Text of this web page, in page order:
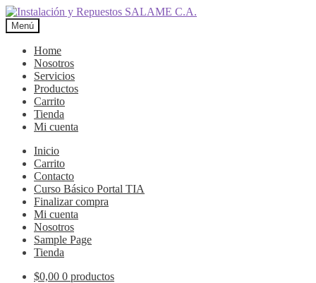
Ir
a
la
navegación
Ir
al
contenido
Menú
Home
Nosotros
Servicios
Productos
Carrito
Tienda
Mi cuenta
Inicio
Carrito
Contacto
Curso Básico Portal TIA
Finalizar compra
Mi cuenta
Nosotros
Sample Page
Tienda
$0,00 0 productos